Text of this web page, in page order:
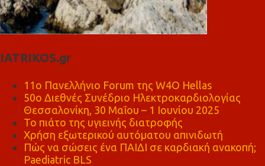
IATRIKOS.gr
11ο Πανελλήνιο Forum της W4O Hellas
50ο Διεθνές Συνέδριο Ηλεκτροκαρδιολογίας
Θεσσαλονίκη, 30 Μαΐου – 1 Ιουνίου 2025
Το πιάτο της υγιεινής διατροφής
Χρήση εξωτερικού αυτόματου απινιδωτή
Πώς να σώσεις ένα ΠΑΙΔΙ σε καρδιακή ανακοπή;
Paediatric BLS